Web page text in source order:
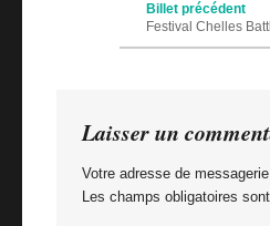
Billet précédent
Festival Chelles
Laisser un
Votre adresse de
Les champs obligatoires